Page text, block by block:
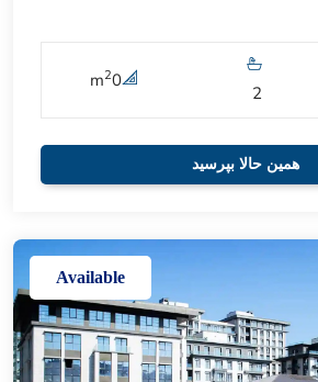
2
0
m2
همین حالا بپرسید
Available